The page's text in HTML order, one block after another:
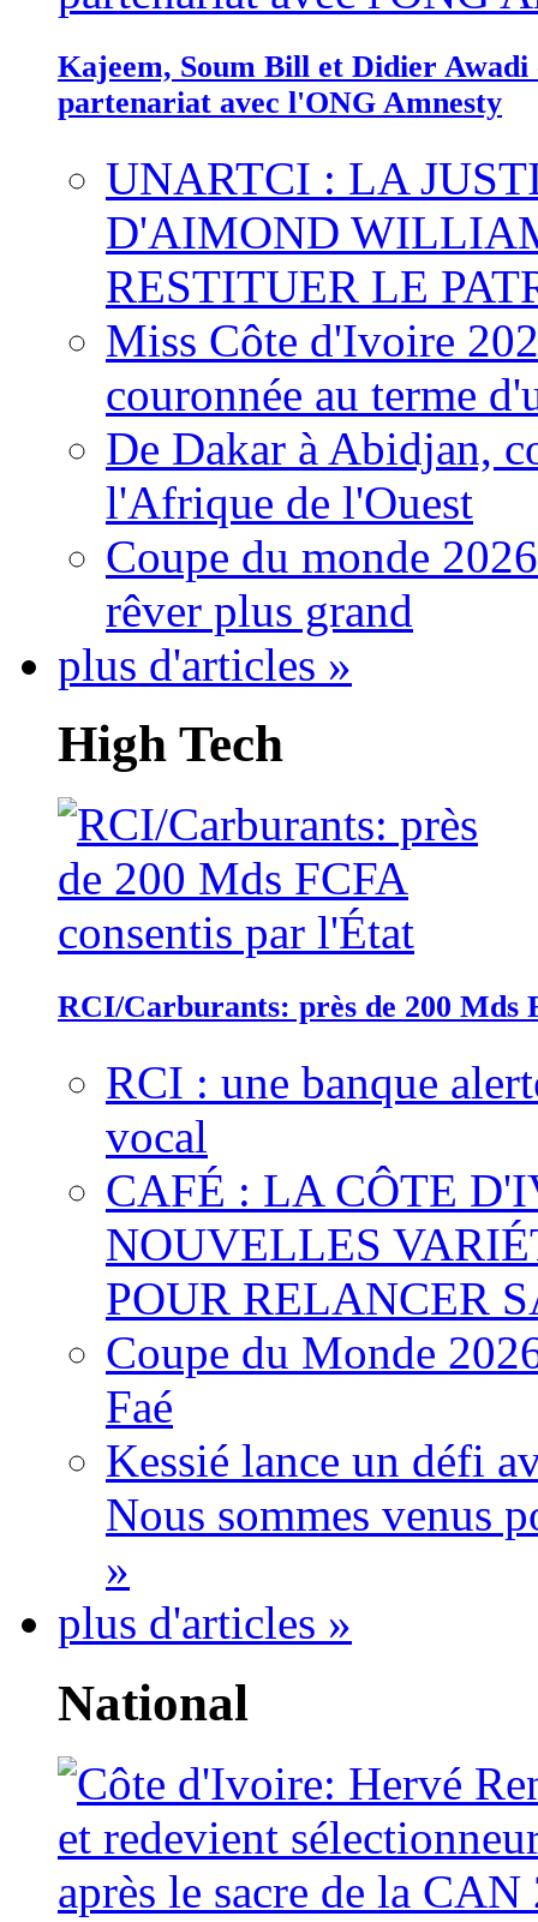
Kajeem, Soum Bill et Didier
partenariat avec l'ONG Amnesty
UNARTCI : LA
D'AIMOND
RESTITUER LE
Miss Côte d'Ivoire
couronnée au terme
De Dakar à Abidjan,
l'Afrique de l'Ouest
Coupe du monde
rêver plus grand
plus d'articles »
High Tech
RCI/Carburants: près de 200 Mds
RCI : une banque
vocal
CAFÉ : LA CÔTE
NOUVELLES
POUR RELANCER
Coupe du Monde
Faé
Kessié lance un défi
Nous sommes venus
»
plus d'articles »
National